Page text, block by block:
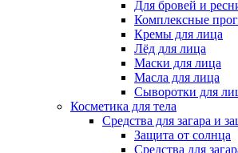
Для бровей и
Комплексные
Кремы для лица
Лёд для лица
Маски для лица
Масла для лица
Сыворотки для
Косметика для тела
Средства для загара и
Защита от солнца
Средства для